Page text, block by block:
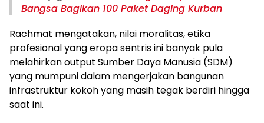
Bangsa Bagikan 100 Paket Daging Kurban
Rachmat mengatakan, nilai moralitas, etika
profesional yang eropa sentris ini banyak pula
melahirkan output Sumber Daya Manusia (SDM)
yang mumpuni dalam mengerjakan bangunan
infrastruktur kokoh yang masih tegak berdiri hingga
saat ini.